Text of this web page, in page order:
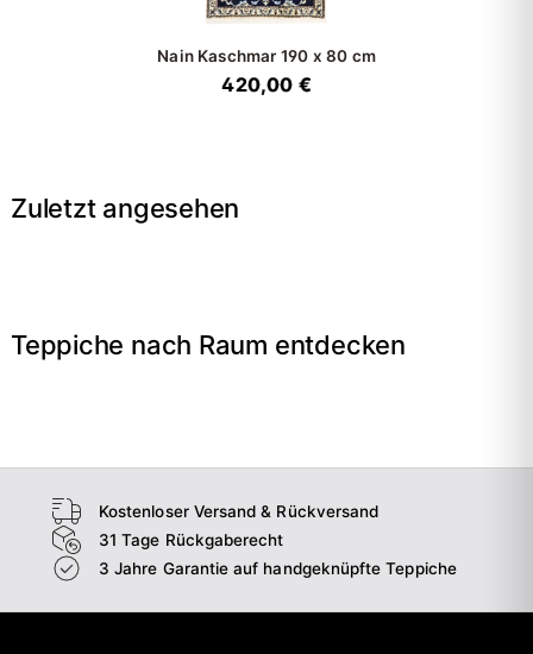
Nain Kaschmar 190 x 80 cm
420,00 €
Zuletzt angesehen
Teppiche nach Raum entdecken
Wohnzimmer
Kostenloser Versand & Rückversand
31 Tage Rückgaberecht
3 Jahre Garantie auf handgeknüpfte Teppiche